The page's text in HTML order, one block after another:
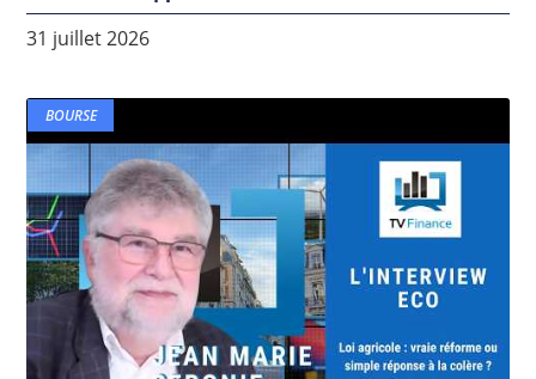
31 juillet 2026
BOURSE